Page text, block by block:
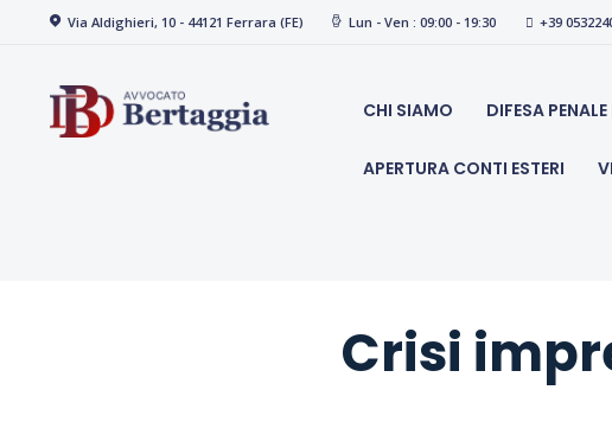
Via Aldighieri, 10 - 44121 Ferrara (FE) Lun - Ven : 09:00 - 19:30 +39
CHI SIAMO DIFESA
APERTURA CONTI ESTERI
Crisi